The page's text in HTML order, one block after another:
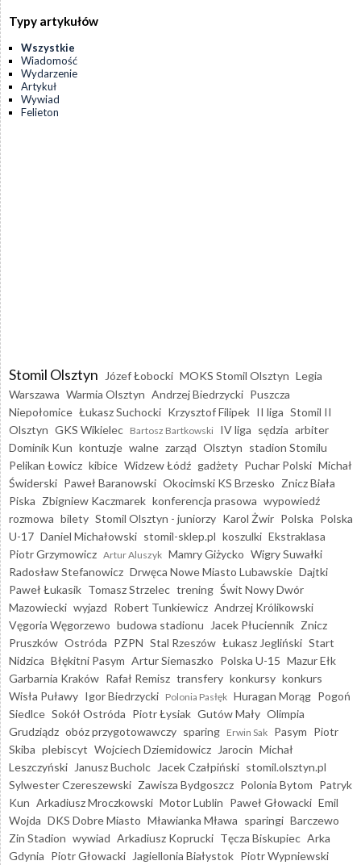
Typy artykułów
Wszystkie
Wiadomość
Wydarzenie
Artykuł
Wywiad
Felieton
Stomil Olsztyn Józef Łobocki MOKS Stomil Olsztyn Legia
Warszawa Warmia Olsztyn Andrzej Biedrzycki Puszcza
Niepołomice Łukasz Suchocki Krzysztof Filipek II liga Stomil II
Olsztyn GKS Wikielec Bartosz Bartkowski IV liga sędzia arbiter
Dominik Kun kontuzje walne zarząd Olsztyn stadion Stomilu
Pelikan Łowicz kibice Widzew Łódź gadżety Puchar Polski Michał
Świderski Paweł Baranowski Okocimski KS Brzesko Znicz Biała
Piska Zbigniew Kaczmarek konferencja prasowa wypowiedź
rozmowa bilety Stomil Olsztyn - juniorzy Karol Żwir Polska Polska
U-17 Daniel Michałowski stomil-sklep.pl koszulki Ekstraklasa
Piotr Grzymowicz Artur Aluszyk Mamry Giżycko Wigry Suwałki
Radosław Stefanowicz Drwęca Nowe Miasto Lubawskie Dajtki
Paweł Łukasik Tomasz Strzelec trening Świt Nowy Dwór
Mazowiecki wyjazd Robert Tunkiewicz Andrzej Królikowski
Vęgoria Węgorzewo budowa stadionu Jacek Płuciennik Znicz
Pruszków Ostróda PZPN Stal Rzeszów Łukasz Jegliński Start
Nidzica Błękitni Pasym Artur Siemaszko Polska U-15 Mazur Ełk
Garbarnia Kraków Rafał Remisz transfery konkursy konkurs
Wisła Puławy Igor Biedrzycki Polonia Pasłęk Huragan Morąg Pogoń
Siedlce Sokół Ostróda Piotr Łysiak Gutów Mały Olimpia
Grudziądz obóz przygotowawczy sparing Erwin Sak Pasym Piotr
Skiba plebiscyt Wojciech Dziemidowicz Jarocin Michał
Leszczyński
Janusz Bucholc Jacek Czałpiński stomil.olsztyn.pl
Sylwester Czereszewski Zawisza Bydgoszcz Polonia Bytom Patryk
Kun Arkadiusz Mroczkowski Motor Lublin Paweł Głowacki Emil
Wojda DKS Dobre Miasto Mławianka Mława sparingi Barczewo
Zin Stadion wywiad Arkadiusz Koprucki Tęcza Biskupiec Arka
Gdynia Piotr Głowacki Jagiellonia Białystok Piotr Wypniewski